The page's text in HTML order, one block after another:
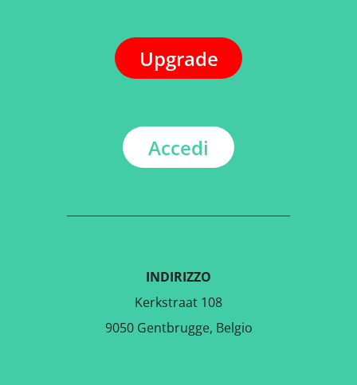
Upgrade
Accedi
INDIRIZZO
Kerkstraat 108
9050 Gentbrugge, Belgio